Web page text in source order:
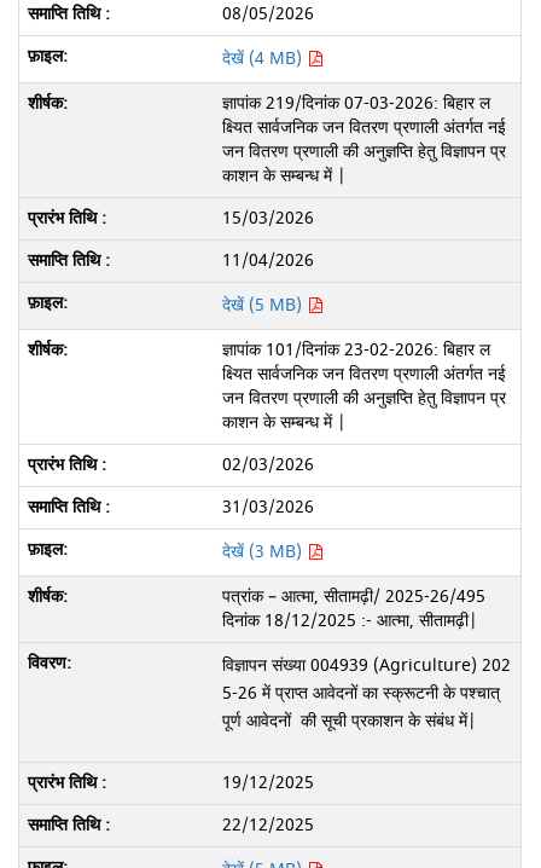
08/05/2026
देखें (4 MB)
ज्ञापांक 219/दिनांक 07-03-2026: बिहार ल
क्ष्यित सार्वजनिक जन वितरण प्रणाली अंतर्गत नई
जन वितरण प्रणाली की अनुज्ञप्ति हेतु विज्ञापन प्र
काशन के सम्बन्ध में |
15/03/2026
11/04/2026
देखें (5 MB)
ज्ञापांक 101/दिनांक 23-02-2026: बिहार ल
क्ष्यित सार्वजनिक जन वितरण प्रणाली अंतर्गत नई
जन वितरण प्रणाली की अनुज्ञप्ति हेतु विज्ञापन प्र
काशन के सम्बन्ध में |
02/03/2026
31/03/2026
देखें (3 MB)
पत्रांक – आत्मा, सीतामढ़ी/ 2025-26/495
दिनांक 18/12/2025 :- आत्मा, सीतामढ़ी|
विज्ञापन संख्या 004939 (Agriculture) 202
5-26 में प्राप्त आवेदनों का स्क्रूटनी के पश्चात्
पूर्ण आवेदनों की सूची प्रकाशन के संबंध में|
19/12/2025
22/12/2025